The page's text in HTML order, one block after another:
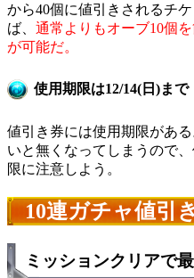
から40個に値引きされるチ
ば、 通常よりもオーブ10個
が可能だ。
使用期限は12/14(日)まで
値引き券には使用期限があ
いと無くなってしまうので
限に注意しよう。
10連ガチャ値引
ミッションクリアで